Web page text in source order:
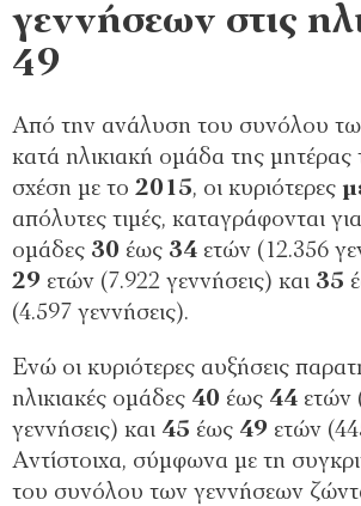
γεννήσεων στις
49
Από την ανάλυση του συνόλου
κατά ηλικιακή ομάδα της μητέρας
σχέση με το 2015, οι κυριότερες
απόλυτες τιμές, καταγράφονται για
ομάδες 30 έως 34 ετών (12.356
29 ετών (7.922 γεννήσεις) και 35
(4.597 γεννήσεις).
Ενώ οι κυριότερες αυξήσεις
ηλικιακές ομάδες 40 έως 44 ετών
γεννήσεις) και 45 έως 49 ετών
Αντίστοιχα, σύμφωνα με τη
του συνόλου των γεννήσεων